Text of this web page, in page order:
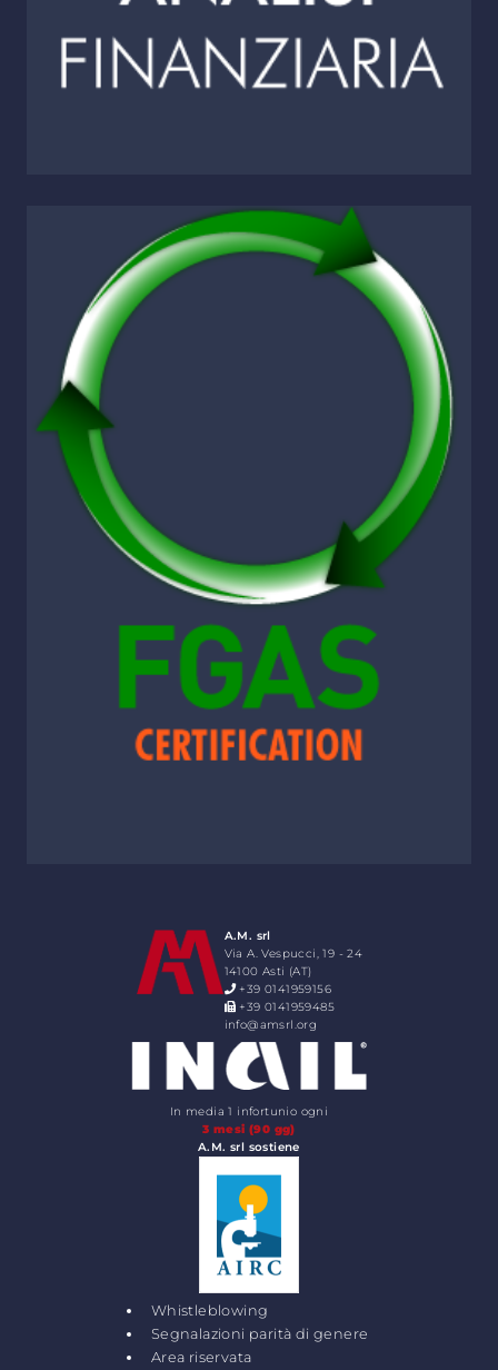
A.M. srl
Via A. Vespucci, 19 - 24
14100 Asti (AT)
+39 0141959156
+39 0141959485
info@amsrl.org
In media 1 infortunio ogni
3 mesi (90 gg)
A.M. srl sostiene
Whistleblowing
Segnalazioni parità di genere
Area riservata